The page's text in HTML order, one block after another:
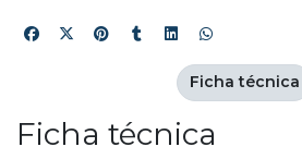
Ficha técnica
Ficha técnica